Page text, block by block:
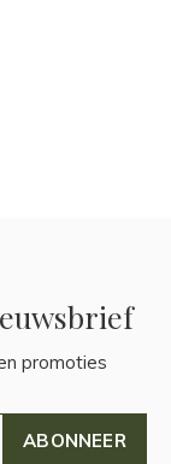
promoties
ABONNEER